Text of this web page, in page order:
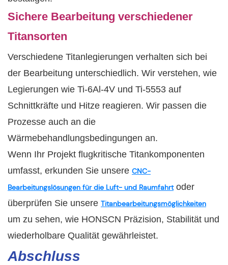
Sichere Bearbeitung verschiedener
Titansorten
Verschiedene Titanlegierungen verhalten sich bei
der Bearbeitung unterschiedlich. Wir verstehen, wie
Legierungen wie Ti-6Al-4V und Ti-5553 auf
Schnittkräfte und Hitze reagieren. Wir passen die
Prozesse auch an die
Wärmebehandlungsbedingungen an.
Wenn Ihr Projekt flugkritische Titankomponenten
umfasst, erkunden Sie unsere CNC-
Bearbeitungslösungen für die Luft- und Raumfahrtoder
überprüfen Sie unsere Titanbearbeitungsmöglichkeiten
um zu sehen, wie HONSCN Präzision, Stabilität und
wiederholbare Qualität gewährleistet.
Abschluss